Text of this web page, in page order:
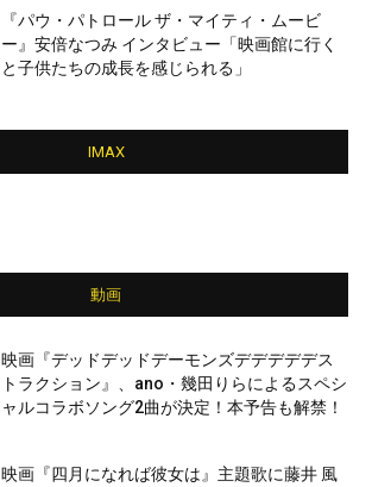
『パウ・パトロール ザ・マイティ・ムービ
ー』安倍なつみ インタビュー「映画館に行く
と子供たちの成長を感じられる」
IMAX
動画
映画『デッドデッドデーモンズデデデデデス
トラクション』、ano・幾田りらによるスペシ
ャルコラボソング2曲が決定！本予告も解禁！
映画『四月になれば彼女は』主題歌に藤井 風